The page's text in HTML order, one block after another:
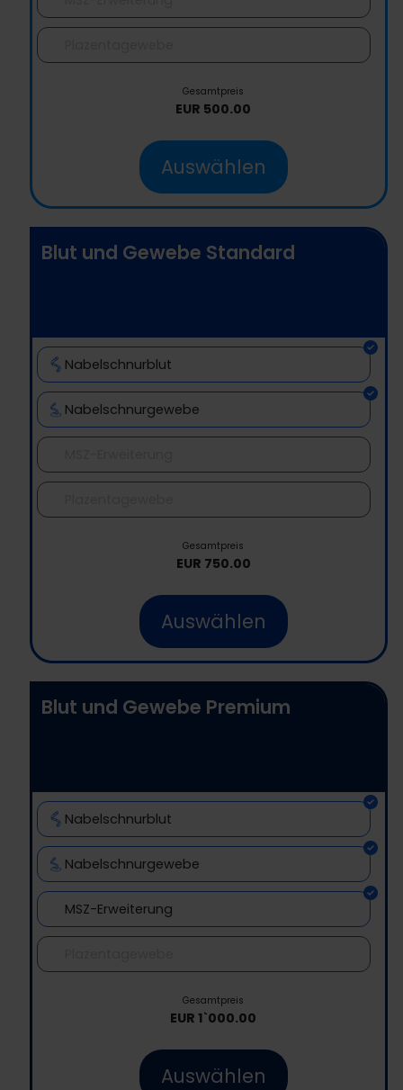
Gesamtpreis
EUR 500.00
Auswählen
Blut und Gewebe Standard
Nabelschnurblut
Nabelschnurgewebe
Gesamtpreis
EUR 750.00
Auswählen
Blut und Gewebe Premium
Nabelschnurblut
Nabelschnurgewebe
MSZ-Erweiterung
Gesamtpreis
EUR 1`000.00
Auswählen